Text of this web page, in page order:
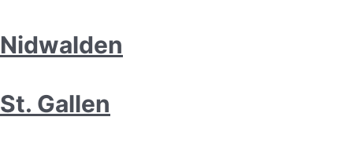
Nidwalden
St. Gallen